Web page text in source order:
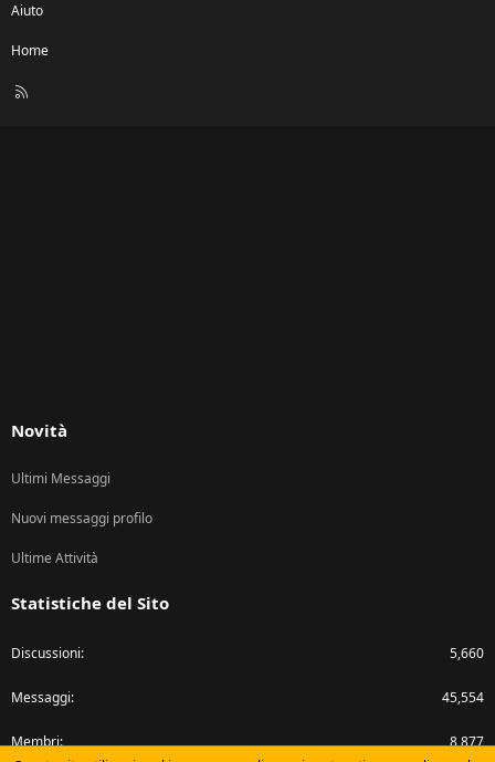
Aiuto
Home
R
Novità
Ultimi Messaggi
Nuovi messaggi profilo
Ultime Attività
Statistiche del Sito
Discussioni 5,660
Messaggi 45,554
Membri
8,877